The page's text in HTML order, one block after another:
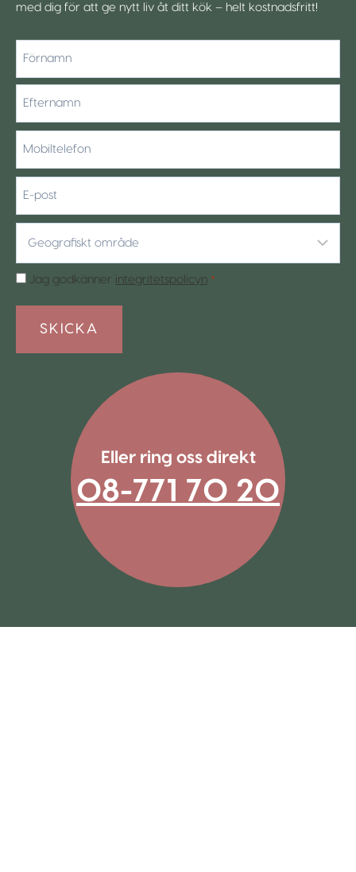
med dig för att ge nytt liv åt ditt kök – helt kostnadsfritt!
Förnamn
Efternamn
post
område
*
Samtycke
Jag godkänner integritetspolicyn *
Eller ring oss direkt
08-771 70 20